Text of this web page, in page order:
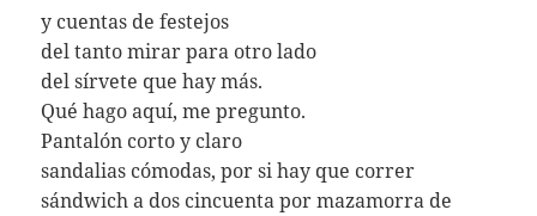
y cuentas de festejos
del tanto mirar para otro lado
del sírvete que hay más.
Qué hago aquí, me pregunto.
Pantalón corto y claro
sandalias cómodas, por si hay que correr
sándwich a dos cincuenta por mazamorra de